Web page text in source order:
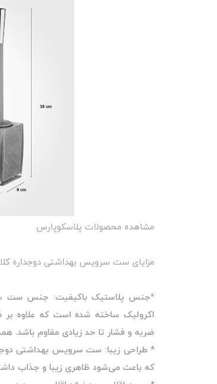
مشاهده محصولات پلاسکوپارس
مزایای ست سرویس بهداشتی دوجداره
*جنس پلاستیک باکیفیت: جنس ست
اکرولیک ساخته شده است که علاوه
ضربه و فشار تا حد زیادی مقاوم باشد.
* طراحی زیبا: ست سرویس بهداشتی
که باعث می‌شود ظاهری زیبا و جذاب